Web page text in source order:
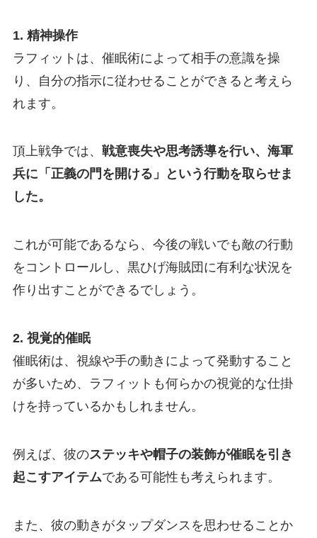
1. 精神操作
ラフィットは、催眠術によって相手の意識を操
り、自分の指示に従わせることができると考えら
れます。
頂上戦争では、 戦意喪失や思考誘導を行い、海軍
兵に「正義の門を開ける」という行動を取らせま
した。
これが可能であるなら、今後の戦いでも敵の行動
をコントロールし、黒ひげ海賊団に有利な状況を
作り出すことができるでしょう。
2. 視覚的催眠
催眠術は、視線や手の動きによって発動すること
が多いため、ラフィットも何らかの視覚的な仕掛
けを持っているかもしれません。
例えば、彼のステッキや帽子の装飾が催眠を引き
起こすアイテムである可能性も考えられます。
また、彼の動きがタップダンスを思わせることか